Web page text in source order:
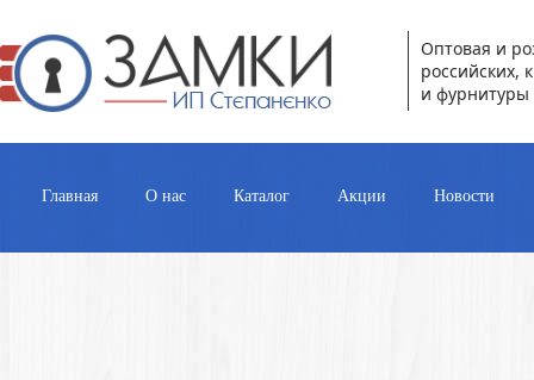
Оптовая и
российских,
и фурнитуры
Главная О нас Каталог Акции Новости